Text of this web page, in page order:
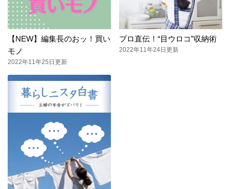
【NEW】編集長のおッ！買い
モノ
2022年11年25日更新
プロ直伝！“目ウロコ”収納術
2022年11年24日更新